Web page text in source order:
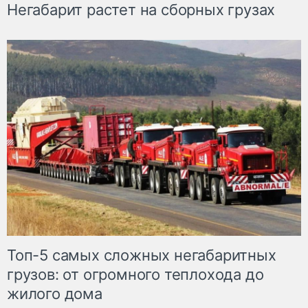
Негабарит растет на сборных грузах
Топ-5 самых сложных негабаритных
грузов: от огромного теплохода до
жилого дома